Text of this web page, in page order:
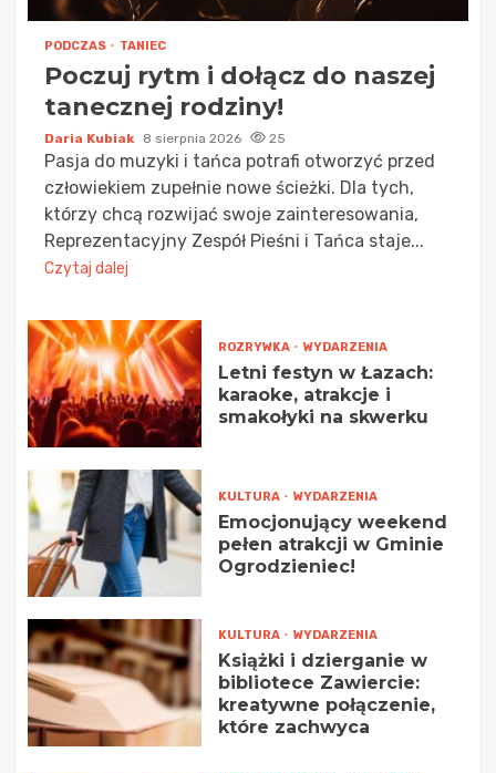
PODCZAS TANIEC
Poczuj rytm i dołącz do naszej
tanecznej rodziny!
Daria Kubiak 8 sierpnia 2026 25
Pasja do muzyki i tańca potrafi otworzyć przed
człowiekiem zupełnie nowe ścieżki. Dla tych,
którzy chcą rozwijać swoje zainteresowania,
Reprezentacyjny Zespół Pieśni i Tańca staje...
Czytaj dalej
ROZRYWKA WYDARZENIA
Letni festyn w Łazach:
karaoke, atrakcje i
smakołyki na skwerku
KULTURA WYDARZENIA
Emocjonujący weekend
pełen atrakcji w Gminie
Ogrodzieniec!
KULTURA WYDARZENIA
Książki i dzierganie w
bibliotece Zawiercie:
kreatywne połączenie,
które zachwyca